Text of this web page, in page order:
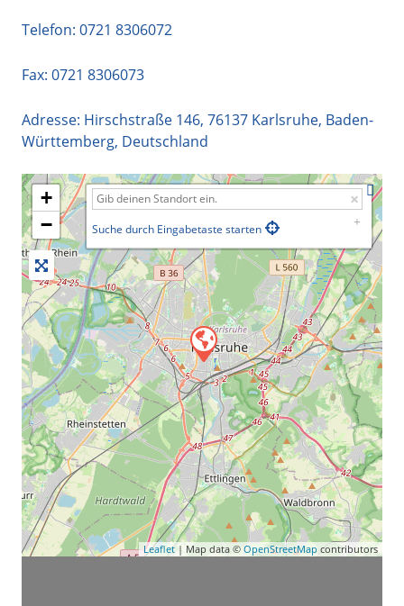
Telefon: 0721 8306072
Fax: 0721 8306073
Adresse: Hirschstraße 146, 76137 Karlsruhe, Baden-
Württemberg, Deutschland
+
−
Suche durch Eingabetaste starten
Leaflet | Map data © OpenStreetMap contributors